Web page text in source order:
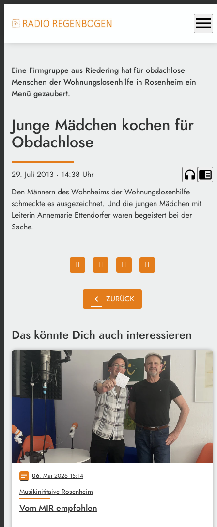
menu
Eine Firmgruppe aus Riedering hat für obdachlose
Menschen der Wohnungslosenhilfe in Rosenheim ein
Menü gezaubert.
Junge Mädchen kochen für
Obdachlose
29. Juli 2013 · 14:38 Uhr headphones chrome_reader_mode
Den Männern des Wohnheims der Wohnungslosenhilfe
schmeckte es ausgezeichnet. Und die jungen Mädchen mit
Leiterin Annemarie Ettendorfer waren begeistert bei der
Sache.
chevron_left ZURÜCK
Das könnte Dich auch interessieren
notes 06. Mai 2026 15:14
Musikinititaive Rosenheim
Vom MIR empfohlen